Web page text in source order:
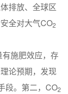
排放、全球区
全对大气CO2
施肥效应，存
论预期，发现
段。第二，CO2